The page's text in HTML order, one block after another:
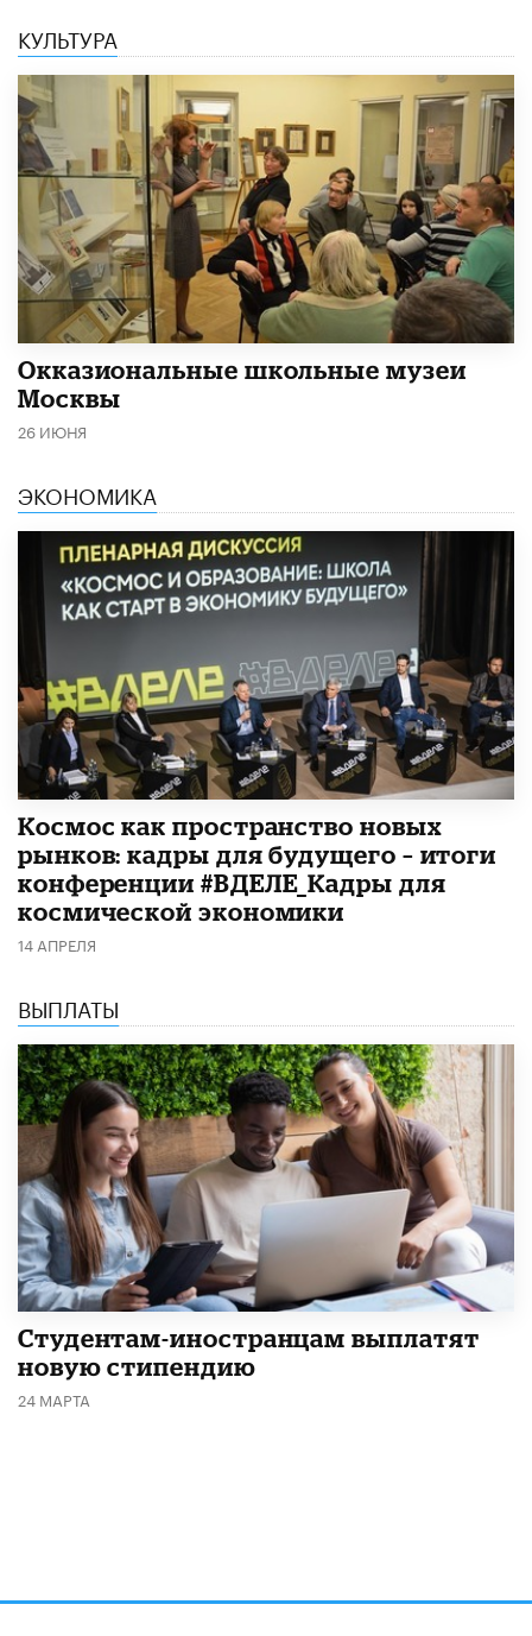
КУЛЬТУРА
​Окказиональные школьные музеи
Москвы
26 ИЮНЯ
ЭКОНОМИКА
Космос как пространство новых
рынков: кадры для будущего – итоги
конференции #ВДЕЛЕ_Кадры для
космической экономики
14 АПРЕЛЯ
ВЫПЛАТЫ
Студентам-иностранцам выплатят
новую стипендию
24 МАРТА